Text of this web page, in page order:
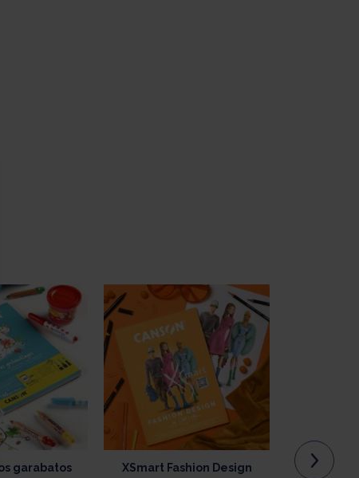
garabatos
XSmart Fashion Design
Personaliza tus Opciones
y gestionar tus ajustes de privacidad, garantizando el